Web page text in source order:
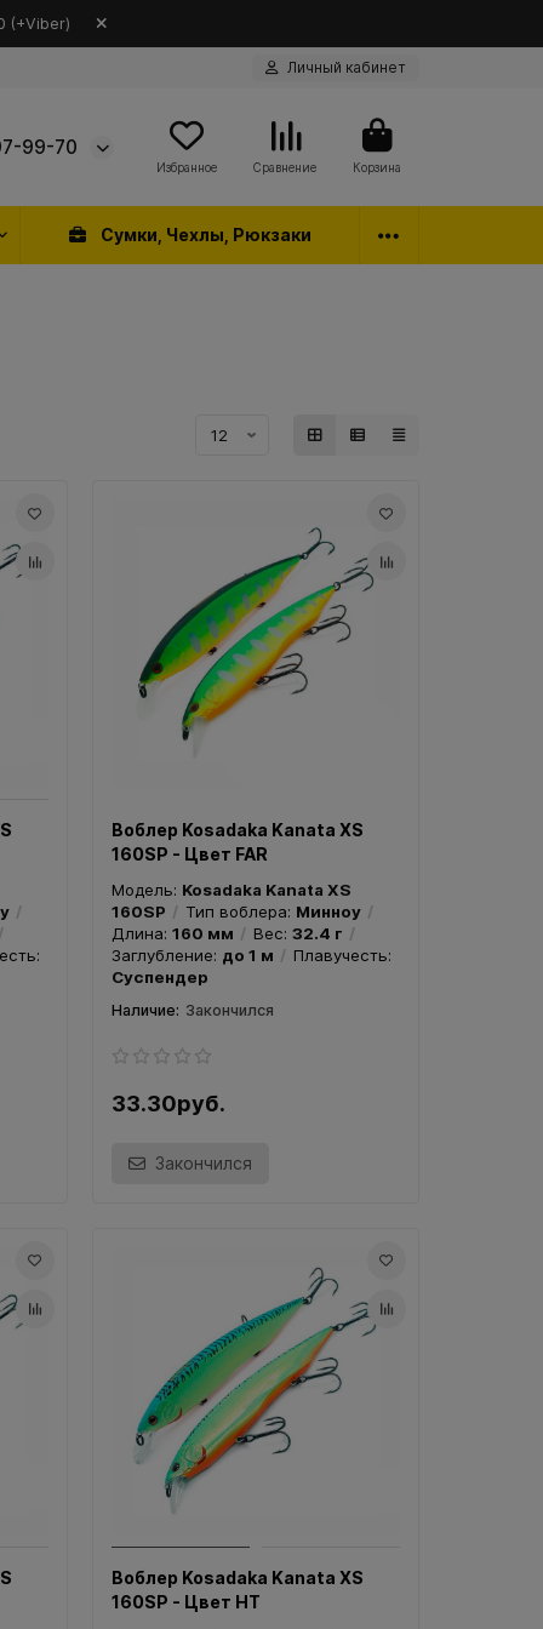
(+Viber)
Личный кабинет
99-70
Избранное Сравнение Корзина
Сумки, Чехлы, Рюкзаки
Воблер Kosadaka Kanata XS
160SP - Цвет FAR
Модель: Kosadaka Kanata XS
160SP
Тип воблера: Минноу
Длина: 160 мм Вес: 32.4 г
Заглубление: до 1 м
Плавучесть:
Суспендер
Закончился
33.30руб.
Закончился
Воблер Kosadaka Kanata XS
160SP - Цвет HT